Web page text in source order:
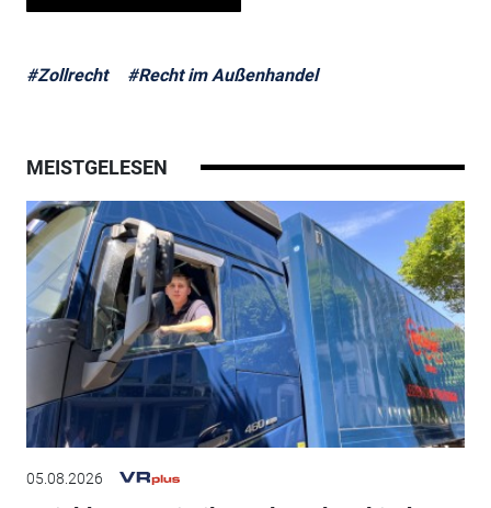
#Zollrecht #Recht im Außenhandel
MEISTGELESEN
05.08.2026